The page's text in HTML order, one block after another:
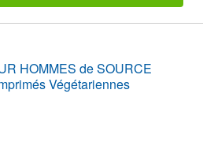
HOMMES de SOURCE
Végétariennes